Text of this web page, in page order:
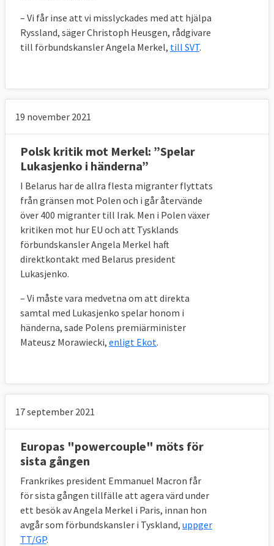
– Vi får inse att vi misslyckades med att hjälpa
Ryssland, säger Christoph Heusgen, rådgivare
till förbundskansler Angela Merkel, till SVT.
19 november 2021
Polsk kritik mot Merkel: ”Spelar
Lukasjenko i händerna”
I Belarus har de allra flesta migranter flyttats
från gränsen mot Polen och i går återvände
över 400 migranter till Irak. Men i Polen växer
kritiken mot hur EU och att Tysklands
förbundskansler Angela Merkel haft
direktkontakt med Belarus president
Lukasjenko.
– Vi måste vara medvetna om att direkta
samtal med Lukasjenko spelar honom i
händerna, sade Polens premiärminister
Mateusz Morawiecki, enligt Ekot.
17 september 2021
Europas "powercouple" möts för
sista gången
Frankrikes president Emmanuel Macron får
för sista gången tillfälle att agera värd under
ett besök av Angela Merkel i Paris, innan hon
avgår som förbundskansler i Tyskland, uppger
TT/GP.